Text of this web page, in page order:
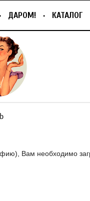
ДАРОМ! КАТАЛОГ
Вам необходимо